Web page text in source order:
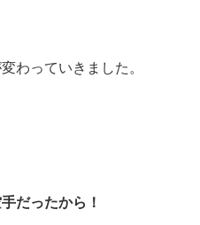
わっていきました。
だったから！